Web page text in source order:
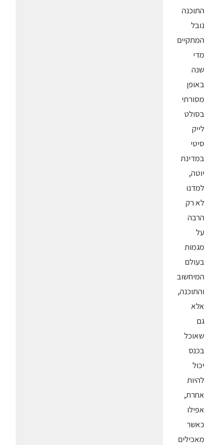
התוכנה
נובל
המתקיים
מדי
שנה
באופן
מסורתי
בסולט
לייק
סיטי
במדינת
יוטה,
למדנו
לא רק
הרבה
על
מגמות
בעולם
המיחשוב
והתוכנה,
אלא
גם
שאוכל
בכנס
יכול
להיות
אחרת,
אפילו
כאשר
מאכילים